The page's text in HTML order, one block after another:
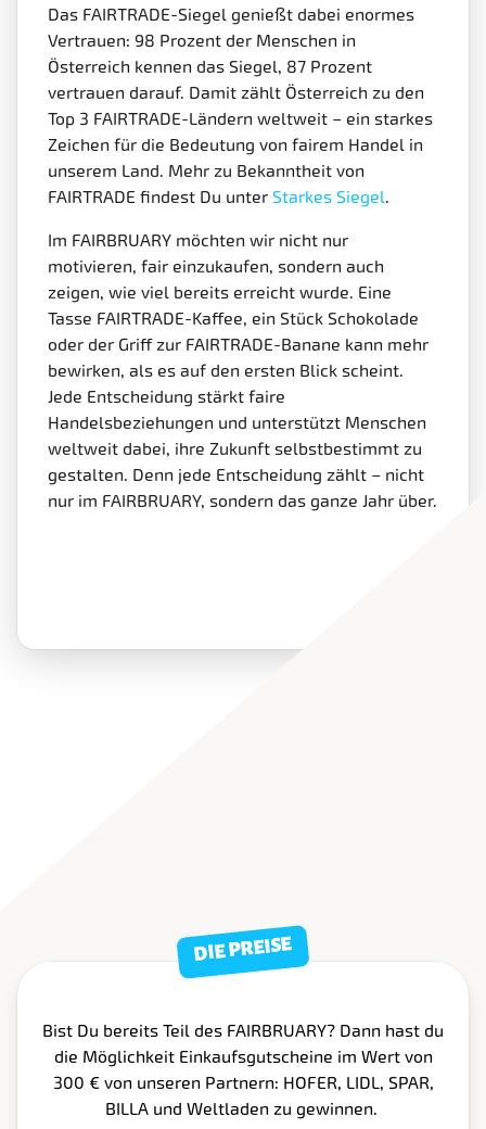
Das FAIRTRADE-Siegel genießt dabei enormes
Vertrauen: 98 Prozent der Menschen in
Österreich kennen das Siegel, 87 Prozent
vertrauen darauf. Damit zählt Österreich zu den
Top 3 FAIRTRADE-Ländern weltweit – ein starkes
Zeichen für die Bedeutung von fairem Handel in
unserem Land. Mehr zu Bekanntheit von
FAIRTRADE findest Du unter Starkes Siegel.
Im FAIRBRUARY möchten wir nicht nur
motivieren, fair einzukaufen, sondern auch
zeigen, wie viel bereits erreicht wurde. Eine
Tasse FAIRTRADE-Kaffee, ein Stück Schokolade
oder der Griff zur FAIRTRADE-Banane kann mehr
bewirken, als es auf den ersten Blick scheint.
Jede Entscheidung stärkt faire
Handelsbeziehungen und unterstützt Menschen
weltweit dabei, ihre Zukunft selbstbestimmt zu
gestalten. Denn jede Entscheidung zählt – nicht
nur im FAIRBRUARY, sondern das ganze Jahr über.
DIE PREISE
Bist Du bereits Teil des FAIRBRUARY? Dann hast du
die Möglichkeit Einkaufsgutscheine im Wert von
300 € von unseren Partnern: HOFER, LIDL, SPAR,
BILLA und Weltladen zu gewinnen.